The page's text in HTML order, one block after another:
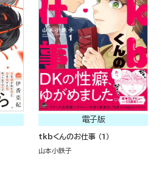
電子版
tkbくんのお仕事 （1）
山本小鉄子